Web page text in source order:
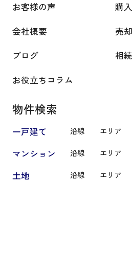
お客様の声
購
会社概要
売
ブログ
相
お役立ちコラム
物件検索
一戸建て 沿線 エリア
マンション 沿線 エリア
土地 沿線 エリア